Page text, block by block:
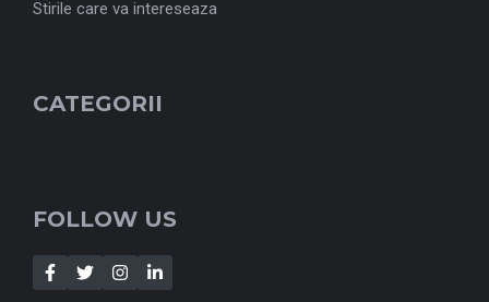
Stirile care va intereseaza
CATEGORII
FOLLOW US